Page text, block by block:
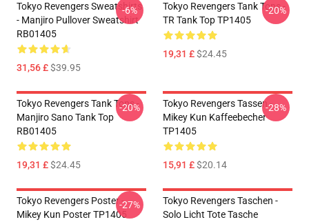
Tokyo Revengers Sweatshirts
- Manjiro Pullover Sweatshirt
RB01405
31,56 £$39.95
-6%
Tokyo Revengers Tank Tops -
TR Tank Top TP1405
19,31 £$24.45
-20%
Tokyo Revengers Tank Tops -
Manjiro Sano Tank Top
RB01405
19,31 £$24.45
-20%
Tokyo Revengers Tassen -
Mikey Kun Kaffeebecher
TP1405
15,91 £$20.14
-28%
Tokyo Revengers Poster -
Mikey Kun Poster TP1405
-27%
Tokyo Revengers Taschen -
Solo Licht Tote Tasche